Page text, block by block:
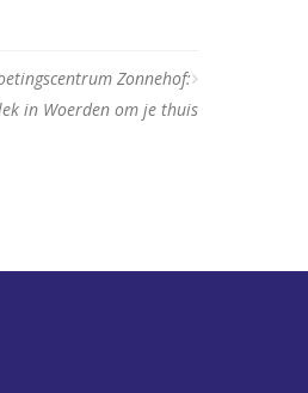
Zonnehof:
in Woerden om je thuis